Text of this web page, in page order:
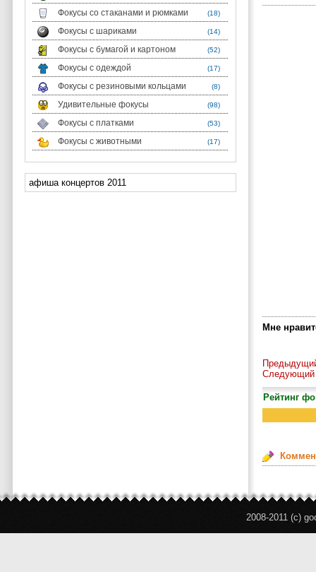
Фокусы со стаканами и рюмками (18)
Фокусы с шариками (14)
Фокусы с бумагой и картоном (52)
Фокусы с одеждой (17)
Фокусы с резиновыми кольцами (8)
Удивительные фокусы (98)
Фокусы с платками (53)
Фокусы с животными (17)
афиша концертов 2011
Мне
Следующий
Рейтинг
2008-2011 (c)